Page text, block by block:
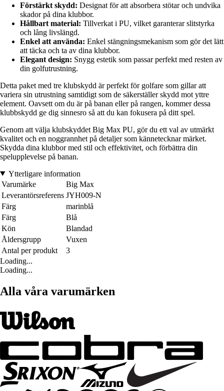
Förstärkt skydd: Designat för att absorbera stötar och undvika
skador på dina klubbor.
Hållbart material: Tillverkat i PU, vilket garanterar slitstyrka
och lång livslängd.
Enkel att använda: Enkel stängningsmekanism som gör det lätt
att täcka och ta av dina klubbor.
Elegant design: Snygg estetik som passar perfekt med resten av
din golfutrustning.
Detta paket med tre klubskydd är perfekt för golfare som gillar att
variera sin utrustning samtidigt som de säkerställer skydd mot yttre
element. Oavsett om du är på banan eller på rangen, kommer dessa
klubbskydd ge dig sinnesro så att du kan fokusera på ditt spel.
Genom att välja klubskyddet Big Max PU, gör du ett val av utmärkt
kvalitet och en noggrannhet på detaljer som kännetecknar märket.
Skydda dina klubbor med stil och effektivitet, och förbättra din
spelupplevelse på banan.
Ytterligare information
Varumärke
Big Max
Leverantörsreferens JYH009-N
Färg
marinblå
Färg
Blå
Kön
Blandad
Åldersgrupp
Vuxen
Antal per produkt
3
Loading...
Loading...
Alla våra varumärken